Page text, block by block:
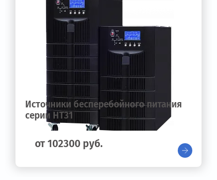
Источники бесперебойного питания
серии HT31
от 102300 руб.